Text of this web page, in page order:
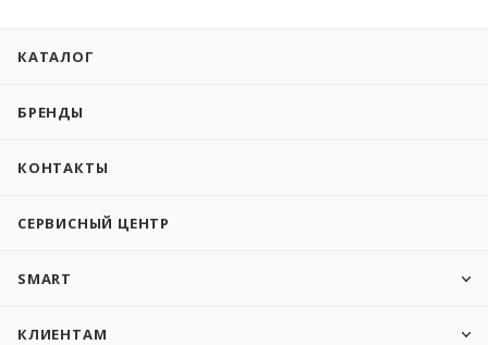
КАТАЛОГ
БРЕНДЫ
КОНТАКТЫ
СЕРВИСНЫЙ ЦЕНТР
SMART
КЛИЕНТАМ